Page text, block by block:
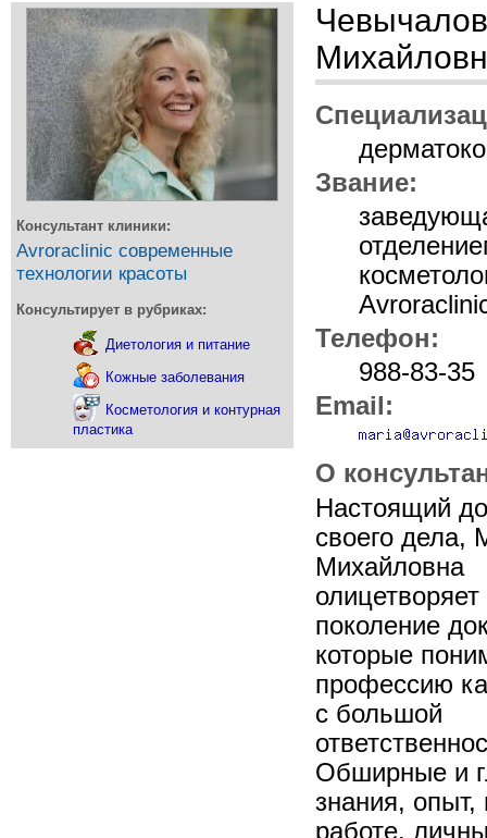
Консультант клиники:
Avroraclinic современные
технологии красоты
Консультирует в рубриках:
Диетология и питание
Кожные заболевания
Косметология и контурная
пластика
Звание:
Телефон:
988-83-35
Email:
О
Настоящий
своего дела,
Михайловна
поколение
которые
профессию
с большой
Обширные и
знания, опыт,
работе,